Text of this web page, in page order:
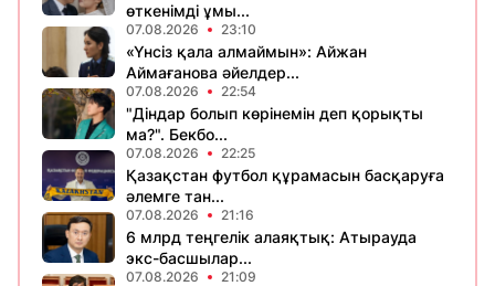
өткенімді ұмы...
07.08.2026 23:10
«Үнсіз қала алмаймын»: Айжан
Аймағанова әйелдер...
07.08.2026 22:54
"Діндар болып көрінемін деп қорықты
ма?". Бекбо...
07.08.2026 22:25
Қазақстан футбол құрамасын басқаруға
әлемге тан...
07.08.2026 21:16
6 млрд теңгелік алаяқтық: Атырауда
экс-басшылар...
07.08.2026 21:09